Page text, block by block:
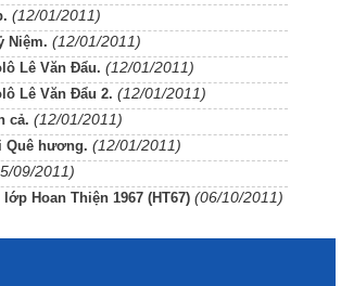
(12/01/2011)
Niệm. (12/01/2011)
Lê Văn Đẩu. (12/01/2011)
Lê Văn Đẩu 2. (12/01/2011)
cả. (12/01/2011)
Quê hương. (12/01/2011)
09/2011)
Hoan Thiện 1967 (HT67) (06/10/2011)